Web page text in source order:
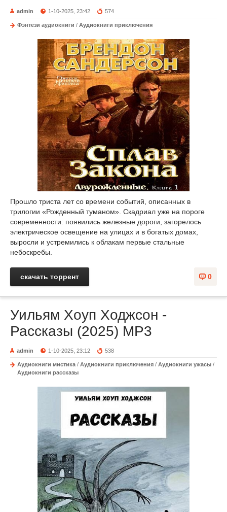
admin 1-10-2025, 23:42 574
Фэнтези аудиокниги / Аудиокниги приключения
Прошло триста лет со времени событий, описанных в
трилогии «Рожденный туманом». Скадриал уже на пороге
современности: появились железные дороги, загорелось
электрическое освещение на улицах и в богатых домах,
выросли и устремились к облакам первые стальные
небоскребы.
0
скачать торрент
Уильям Хоуп Ходжсон -
Рассказы (2025) MP3
admin 1-10-2025, 23:12 538
Аудиокниги мистика / Аудиокниги приключения / Аудиокниги ужасы /
Аудиокниги рассказы